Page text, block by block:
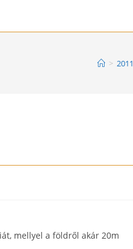
> 2011
mellyel a földről akár 20m